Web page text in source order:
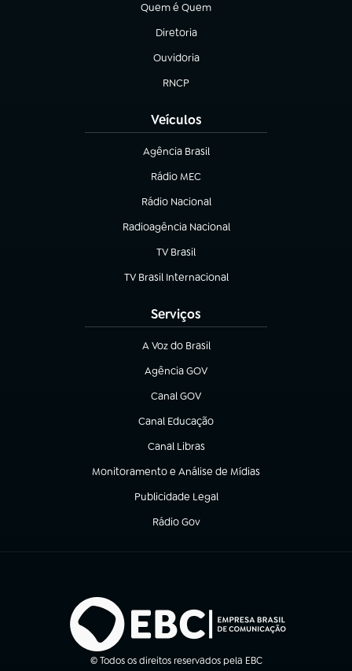
Quem é Quem
(abre em nova aba)
Diretoria
(abre em nova aba)
Ouvidoria
(abre em nova aba)
RNCP
(abre em nova aba)
Veículos
Agência Brasil
(abre em nova aba)
Rádio MEC
(abre em nova aba)
Rádio Nacional
Radioagência Nacional
(abre em nova aba)
TV Brasil
(abre em nova aba)
TV Brasil Internacional
(abre em nova aba)
Serviços
A Voz do Brasil
(abre em nova aba)
Agência GOV
(abre em nova aba)
Canal GOV
(abre em nova aba)
Canal Educação
(abre em nova aba)
Canal Libras
(abre em nova aba)
Monitoramento e Análise de Mídias
(abre em nova aba)
Publicidade Legal
(abre em nova aba)
Rádio Gov
(abre em nova aba)
© Todos os direitos reservados pela EBC